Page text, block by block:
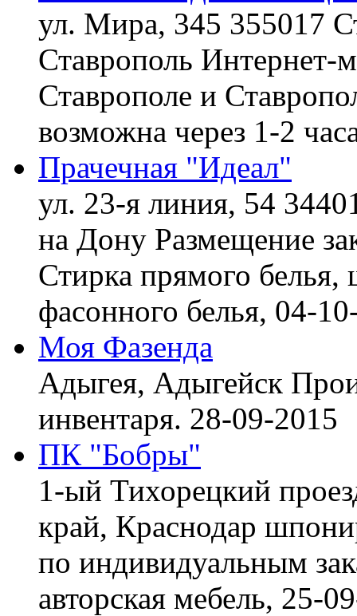
ул. Мира, 345 355017
Ставрополь Интернет-
Ставрополе и
возможна через 1-2
Прачечная "Идеал"
ул. 23-я линия, 54
на Дону Размещение
Стирка прямого
фасонного белья, 04-
Моя Фазенда
Адыгея, Адыгейск
инвентаря. 28-09-2015
ПК "Бобры"
1-ый Тихорецкий
край, Краснодар
по индивидуальным
авторская мебель, 25-